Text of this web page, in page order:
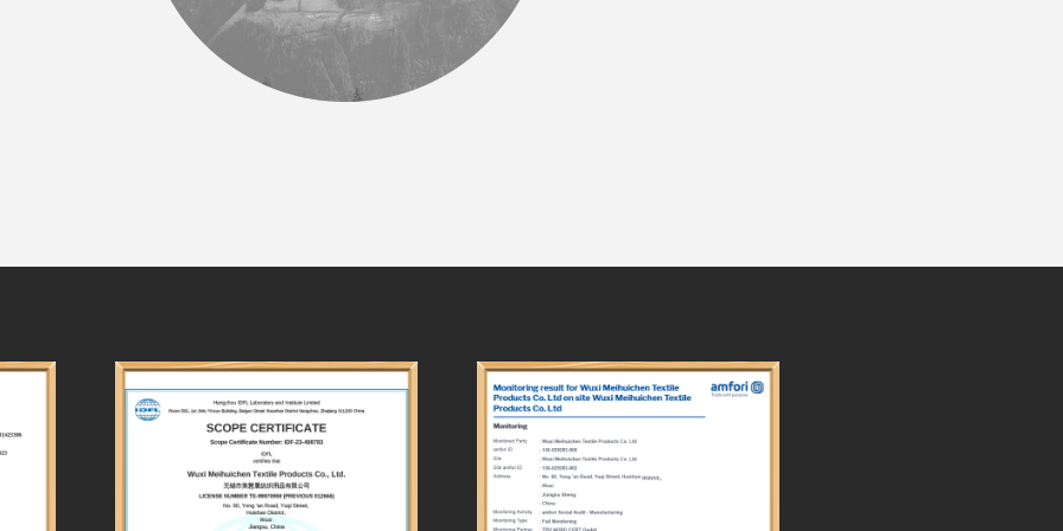
dtomhaltóirí a bhuachan.